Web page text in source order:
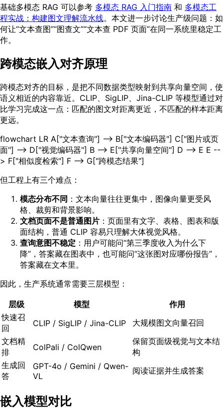
基础多模态 RAG 可以参考 多模态 RAG 入门指南 和 多模态工
程实战：构建图文理解流水线。本文进一步讨论生产级问题：如
何让“文本查图”“图查文”“文本查 PDF 页面”在同一系统里稳定工
作。
跨模态嵌入对齐原理
跨模态对齐的目标，是把不同数据类型映射到共享向量空间，使
语义相近的内容靠近。CLIP、SigLIP、Jina-CLIP 等模型通过对
比学习完成这一点：匹配的图文对距离更近，不匹配的样本距离
更远。
flowchart LR A["文本查询"] --> B["文本编码器"] C["图片或页
面"] --> D["视觉编码器"] B --> E["共享向量空间"] D --> E E --
> F["相似度检索"] F --> G["跨模态结果"]
但工程上有三个难点：
模态分布不同 ：文本向量往往更集中，图像向量更受风
格、裁剪和背景影响。
文档页面不是普通图片 ：页面里有文字、表格、图表和版
面结构，普通 CLIP 容易只理解大体视觉风格。
查询意图不稳定 ：用户可能问“第三季度收入为什么下
降”，答案藏在图表中，也可能问“这张图对应哪份报告”，
答案藏在文本里。
因此，生产系统通常需要三层模型：
层级 模型
作用
快速召
回
CLIP / SigLIP / Jina-CLIP
大规模图文向量召回
文档精
排
ColPali / ColQwen
保留页面级视觉与文本结
构
生成回
答
GPT-4o / Gemini / Qwen-
VL
阅读证据并生成答案
嵌入模型对比